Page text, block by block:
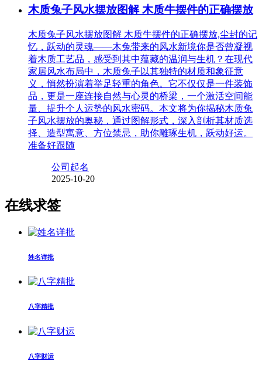
木质兔子风水摆放图解 木质牛摆件的正确摆放
木质兔子风水摆放图解 木质牛摆件的正确摆放,尘封的记
忆，跃动的灵魂——木兔带来的风水新境你是否曾凝视
着木质工艺品，感受到其中蕴藏的温润与生机？在现代
家居风水布局中，木质兔子以其独特的材质和象征意
义，悄然扮演着举足轻重的角色。它不仅仅是一件装饰
品，更是一座连接自然与心灵的桥梁，一个激活空间能
量、提升个人运势的风水密码。本文将为你揭秘木质兔
子风水摆放的奥秘，通过图解形式，深入剖析其材质选
择、造型寓意、方位禁忌，助你雕琢生机，跃动好运。
准备好跟随
公司起名
2025-10-20
在线求签
姓名详批
八字精批
八字财运